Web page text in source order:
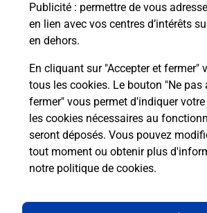
Publicité : permettre de vous
en lien avec vos centres d’intérêts
en dehors.
En cliquant sur "Accepter et fermer"
tous les cookies. Le bouton "Ne pas
fermer" vous permet d'indiquer
les cookies nécessaires au
seront déposés. Vous pouvez
tout moment ou obtenir plus
notre politique de cookies.
Puis-je passer mon code de
avec La Poste et sous
conditions ?
Localiser Liste Loire-Atlantique LE